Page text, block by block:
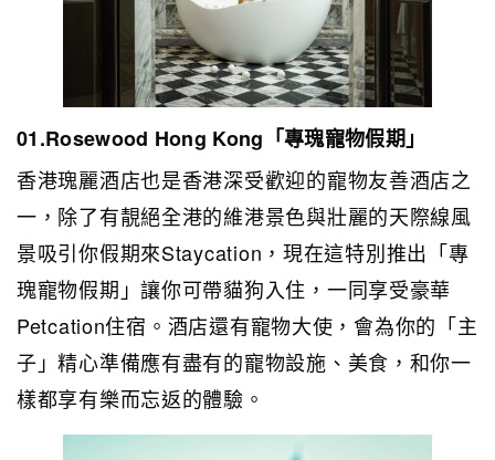
01.Rosewood Hong Kong「專瑰寵物假期」
香港瑰麗酒店也是香港深受歡迎的寵物友善酒店之
一，除了有靚絕全港的維港景色與壯麗的天際線風
景吸引你假期來Staycation，現在這特別推出「專
瑰寵物假期」讓你可帶貓狗入住，一同享受豪華
Petcation住宿。酒店還有寵物大使，會為你的「主
子」精心準備應有盡有的寵物設施、美食，和你一
樣都享有樂而忘返的體驗。